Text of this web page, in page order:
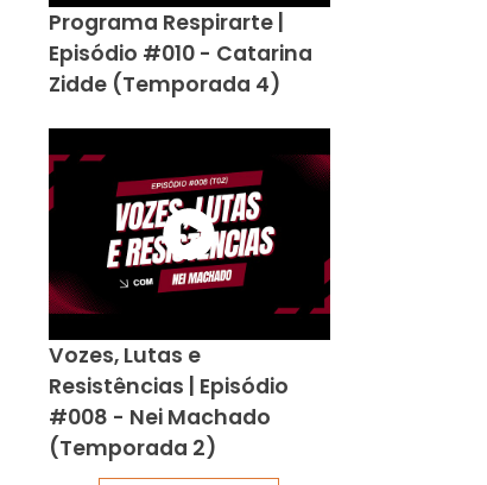
Programa Respirarte |
Episódio #010 - Catarina
Zidde (Temporada 4)
Vozes, Lutas e
Resistências | Episódio
#008 - Nei Machado
(Temporada 2)